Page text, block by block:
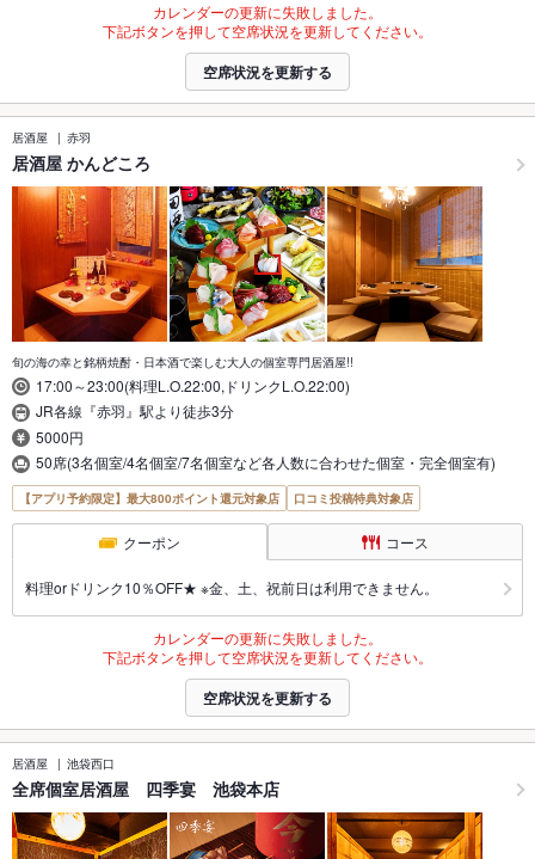
カレンダーの更新に失敗しました。
下記ボタンを押して空席状況を更新してください。
空席状況を更新する
居酒屋 赤羽
居酒屋 かんどころ
旬の海の幸と銘柄焼酎・日本酒で楽しむ大人の個室専門居酒屋!!
17:00～23:00(料理L.O.22:00,ドリンクL.O.22:00)
JR各線『赤羽』駅より徒歩3分
5000円
50席(3名個室/4名個室/7名個室など各人数に合わせた個室・完全個室有)
【アプリ予約限定】最大800ポイント還元対象店 口コミ投稿特典対象店
クーポン コース
料理orドリンク10％OFF★ ※金、土、祝前日は利用できません。
カレンダーの更新に失敗しました。
下記ボタンを押して空席状況を更新してください。
空席状況を更新する
居酒屋 池袋西口
全席個室居酒屋 四季宴 池袋本店